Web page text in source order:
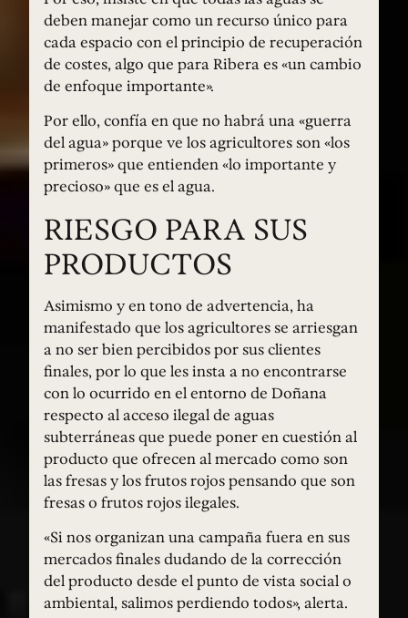
deben manejar como un recurso único para
cada espacio con el principio de recuperación
de costes, algo que para Ribera es «un cambio
de enfoque importante».
Por ello, confía en que no habrá una «guerra
del agua» porque ve los agricultores son «los
primeros» que entienden «lo importante y
precioso» que es el agua.
RIESGO PARA SUS
PRODUCTOS
Asimismo y en tono de advertencia, ha
manifestado que los agricultores se arriesgan
a no ser bien percibidos por sus clientes
finales, por lo que les insta a no encontrarse
con lo ocurrido en el entorno de Doñana
respecto al acceso ilegal de aguas
subterráneas que puede poner en cuestión al
producto que ofrecen al mercado como son
las fresas y los frutos rojos pensando que son
fresas o frutos rojos ilegales.
«Si nos organizan una campaña fuera en sus
mercados finales dudando de la corrección
del producto desde el punto de vista social o
ambiental, salimos perdiendo todos», alerta.